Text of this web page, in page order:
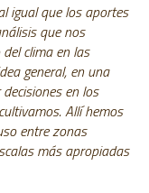
igual que los aportes
que nos
clima en las
general, en una
en los
Allí hemos
entre zonas
más apropiadas